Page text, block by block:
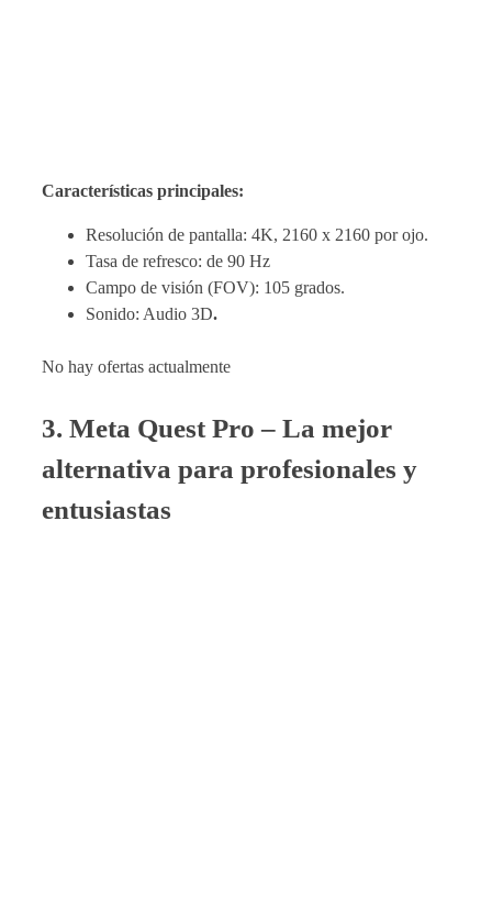
Características principales:
Resolución de pantalla: 4K, 2160 x 2160 por ojo.
Tasa de refresco: de 90 Hz
Campo de visión (FOV): 105 grados.
Sonido: Audio 3D.
No hay ofertas actualmente
3. Meta Quest Pro – La mejor
alternativa para profesionales y
entusiastas